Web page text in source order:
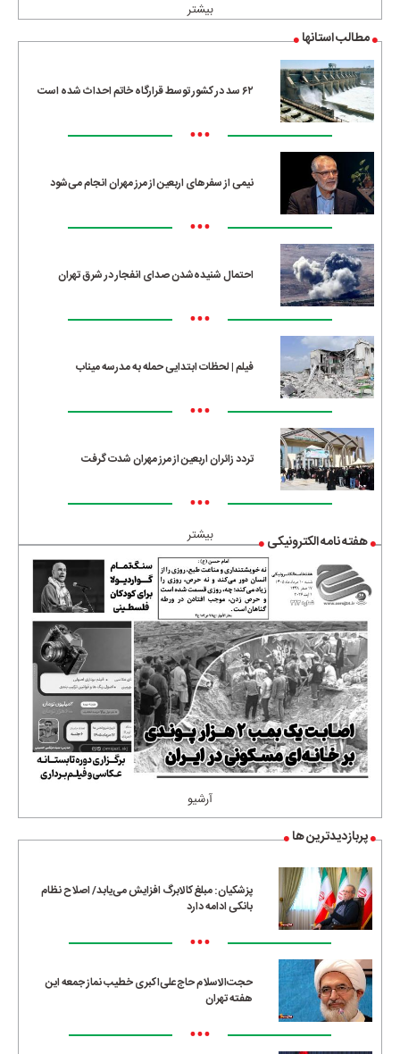
بیشتر
مطالب استانها
۶۲ سد در کشور توسط قرارگاه خاتم احداث شده است
•••
نیمی از سفرهای اربعین از مرز مهران انجام می‌شود
•••
احتمال شنیده‌شدن صدای انفجار در شرق تهران
•••
فیلم | لحظات ابتدایی حمله به مدرسه میناب
•••
تردد زائران اربعین از مرز مهران شدت گرفت
•••
بیشتر هفته نامه الکترونیکی
آرشیو
پربازدیدترین ها
پزشکیان: مبلغ کالابرگ افزایش می‌یابد/ اصلاح نظام
بانکی ادامه دارد
•••
حجت‌الاسلام حاج‌علی‌اکبری خطیب نماز جمعه این
هفته تهران
•••